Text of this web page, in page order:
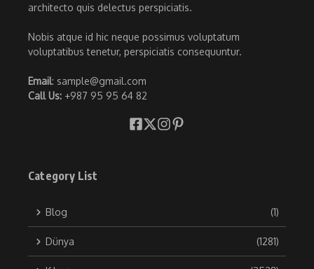
architecto quis delectus perspiciatis.
Nobis atque id hic neque possimus voluptatum
voluptatibus tenetur, perspiciatis consequuntur.
Email: sample@gmail.com
Call Us: +987 95 95 64 82
Category List
Blog (1)
Dünya (1281)